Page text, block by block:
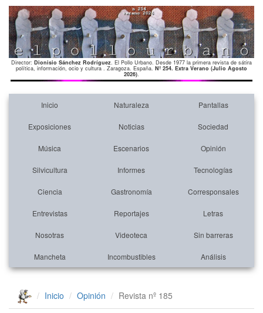
Director: Dionisio Sánchez Rodríguez. El Pollo Urbano. Desde 1977 la primera revista de sátira
política, información, ocio y cultura . Zaragoza. España. Nº 254. Extra Verano (Julio Agosto
2026).
Inicio Naturaleza Pantallas
Exposiciones Noticias Sociedad
Música Escenarios Opinión
Silvicultura Informes Tecnologías
Ciencia Gastronomía Corresponsales
Entrevistas Reportajes Letras
Nosotras Videoteca Sin barreras
Mancheta Incombustibles Análisis
Inicio Opinión Revista nº 185